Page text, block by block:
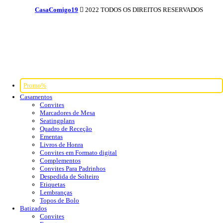
CasaComigo19 2022 TODOS OS DIREITOS RESERVADOS
Promo%
Casamentos
Convites
Marcadores de Mesa
Seatingplans
Quadro de Receção
Ementas
Livros de Honra
Convites em Formato digital
Complementos
Convites Para Padrinhos
Despedida de Solteiro
Etiquetas
Lembranças
Topos de Bolo
Batizados
Convites